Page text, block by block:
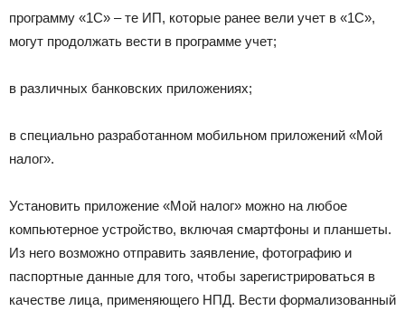
программу «1С» – те ИП, которые ранее вели учет в «1С»,
могут продолжать вести в программе учет;
в различных банковских приложениях;
в специально разработанном мобильном приложений «Мой
налог».
Установить приложение «Мой налог» можно на любое
компьютерное устройство, включая смартфоны и планшеты.
Из него возможно отправить заявление, фотографию и
паспортные данные для того, чтобы зарегистрироваться в
качестве лица, применяющего НПД. Вести формализованный